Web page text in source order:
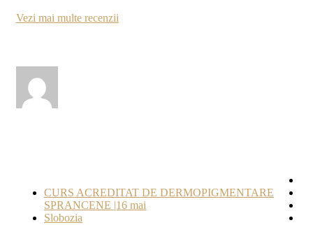
Vezi mai multe recenzii
CURS ACREDITAT DE DERMOPIGMENTARE
SPRANCENE |16 mai
Slobozia